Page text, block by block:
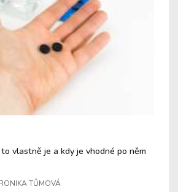
vlastně je a kdy je vhodné po něm
TŮMOVÁ